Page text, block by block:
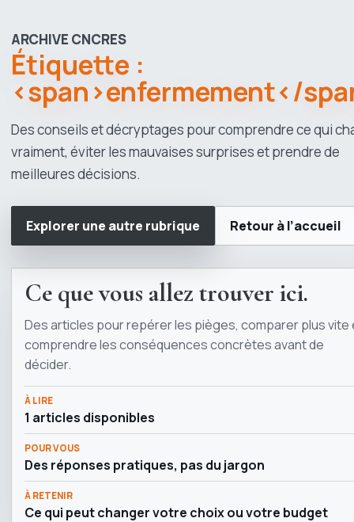
ARCHIVE CNCRES
Étiquette :
<span>enfermement</
Des conseils et décryptages pour comprendre ce qui
vraiment, éviter les mauvaises surprises et prendre de
meilleures décisions.
Explorer une autre rubrique Retour à l’accueil
Ce que vous allez trouver ici.
Des articles pour repérer les pièges, comparer plus vite
comprendre les conséquences concrètes avant de
décider.
À LIRE
1 articles disponibles
POUR VOUS
Des réponses pratiques, pas du jargon
À RETENIR
Ce qui peut changer votre choix ou votre budget